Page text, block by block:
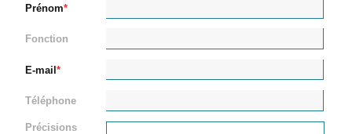
Prénom
Fonction
E-mail
Téléphone
Précisions